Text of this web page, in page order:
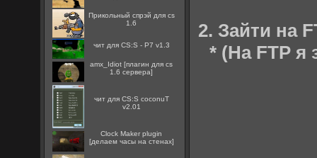
Прикольный спрэй для cs
1.6
чит для CS:S - P7 v1.3
amx_Idiot [плагин для cs
1.6 сервера]
чит для CS:S coconuT
v2.01
Clock Maker plugin
[делаем часы на стенах]
2. Зайти на
* (На FTP